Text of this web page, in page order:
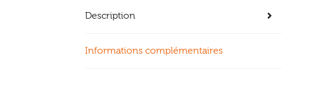
Description
Informations complémentaires